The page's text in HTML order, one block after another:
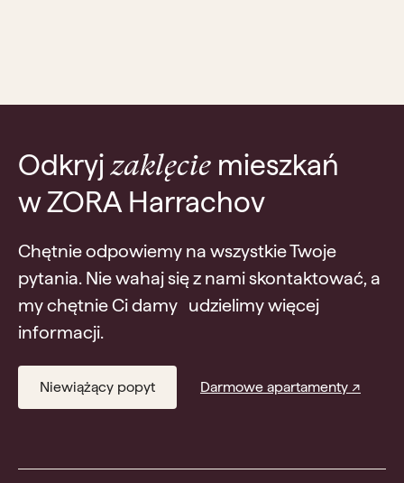
Odkryjzaklęcie mieszkań
w ZORA Harrachov
Chętnie odpowiemy na wszystkie Twoje
pytania. Nie wahaj się z nami skontaktować, a
my chętnie Ci damy udzielimy więcej
informacji.
Niewiążący popyt Darmowe apartamenty ↗